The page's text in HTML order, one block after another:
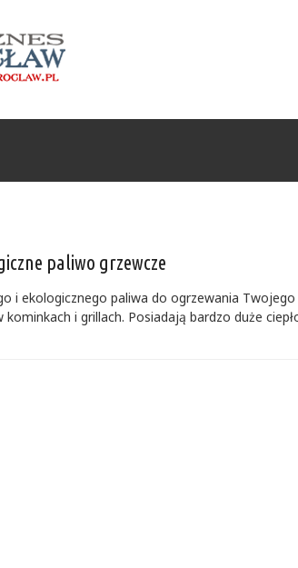
paliwo grzewcze
i ekologicznego paliwa do ogrzewania
kominkach i grillach. Posiadają bardzo duże